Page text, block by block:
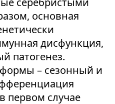
основная
дисфункция,
патогенез.
– сезонный и
первом случае